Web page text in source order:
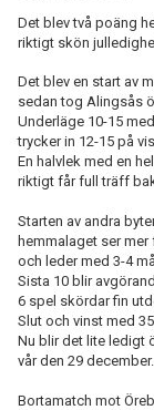
Det blev två poäng
riktigt skön
Det blev en start av
sedan tog Alingsås
Underläge 10-15
trycker in 12-15 på
En halvlek med en
riktigt får full träff
Starten av andra
hemmalaget ser
och leder med 3-4
Sista 10 blir
6 spel skördar fin
Slut och vinst med
Nu blir det lite ledigt
vår den 29 december.
Bortamatch mot